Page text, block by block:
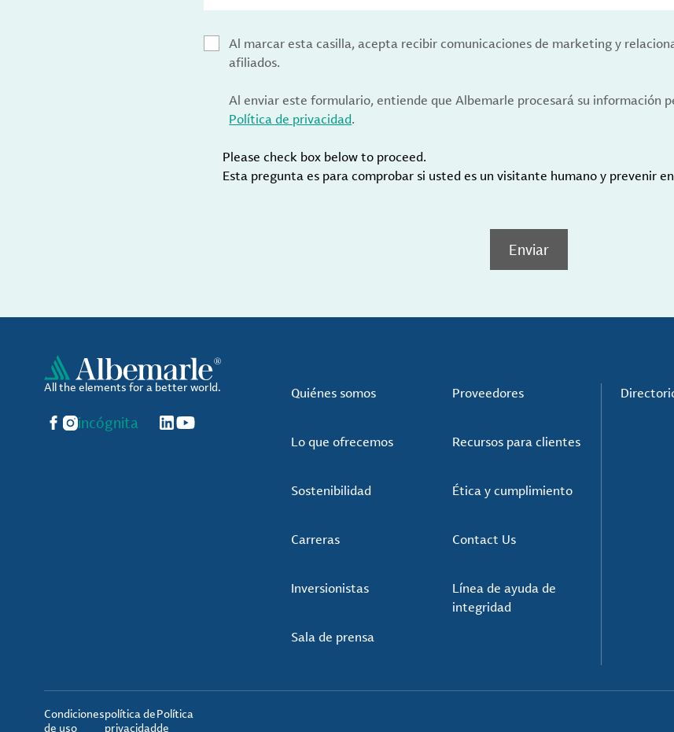
Al marcar esta casilla, acepta recibir comunicaciones de marketing y
afiliados.
Al enviar este formulario, entiende que Albemarle procesará su información
Política de privacidad.
Please check box below to proceed.
Esta pregunta es para comprobar si usted es un visitante humano y prevenir
Enviar
All the elements for a better world.
Facebook
Instagram
incógnita LinkedIn
YouTube
Quiénes somos
Lo que ofrecemos
Sostenibilidad
Carreras
Inversionistas
Sala de prensa
Proveedores
Recursos para clientes
Ética y cumplimiento
Contact Us
Línea de ayuda de
integridad
Condiciones
de uso
política de
privacidad
Política
de